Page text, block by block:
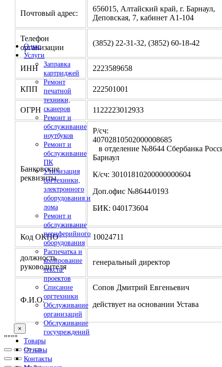
О нас
Услуги
Заправка
картриджей
Ремонт
печатной
техники,
сканеров
Ремонт и
обслуживание
ноутбуков
Ремонт и
обслуживание
ПК
Утилизация
оргтехники,
электронного
оборудования и
лома
Ремонт и
обслуживание
периферийного
оборудования
Распечатка и
копирование
текста/
проектов
Списание
оргтехники
Обслуживание
организаций
Обслуживание
госучреждений
Товары
Отзывы
Контакты
Почтовый адрес:
656015, Алтайский край, г. Барнаул,
Деповская, 7, кабинет А1-104
Телефон
организации
(3852) 22-31-32, (3852) 60-18-42
ИНН 2223589658
КПП 222501001
ОГРН 1122223012933
Банковские
реквизиты
Р/сч:
в отделение №8644 Сбербанка
Барнаул
К/сч: 30101810200000000604
Доп.офис №8644/0193
БИК: 040173604
Код ОКПО 10024711
должность
руководителя
генеральный директор
Ф.И.О.
Сопов Дмитрий Евгеньевич
действует на основании Устава
×
""""